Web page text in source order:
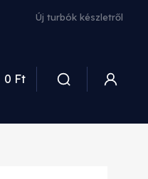
Használt és felújított turbók
0 Ft